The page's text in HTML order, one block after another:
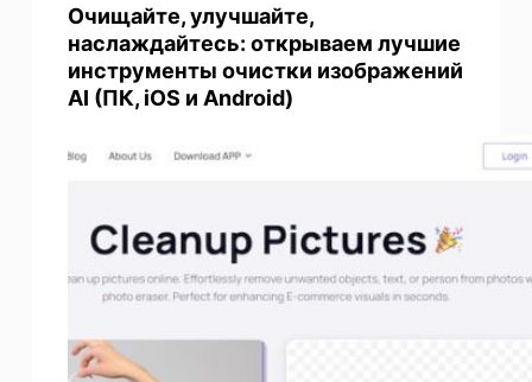
Очищайте, улучшайте,
наслаждайтесь: открываем лучшие
инструменты очистки изображений
AI (ПК, iOS и Android)